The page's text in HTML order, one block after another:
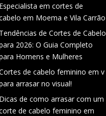
Especialista em cortes de
em Moema e Vila Carrão
Tendências de Cortes de Cabelo
2026: O Guia Completo
Homens e Mulheres
de cabelo feminino em v
arrasar no visual!
Dicas de como arrasar com um
de cabelo feminino em